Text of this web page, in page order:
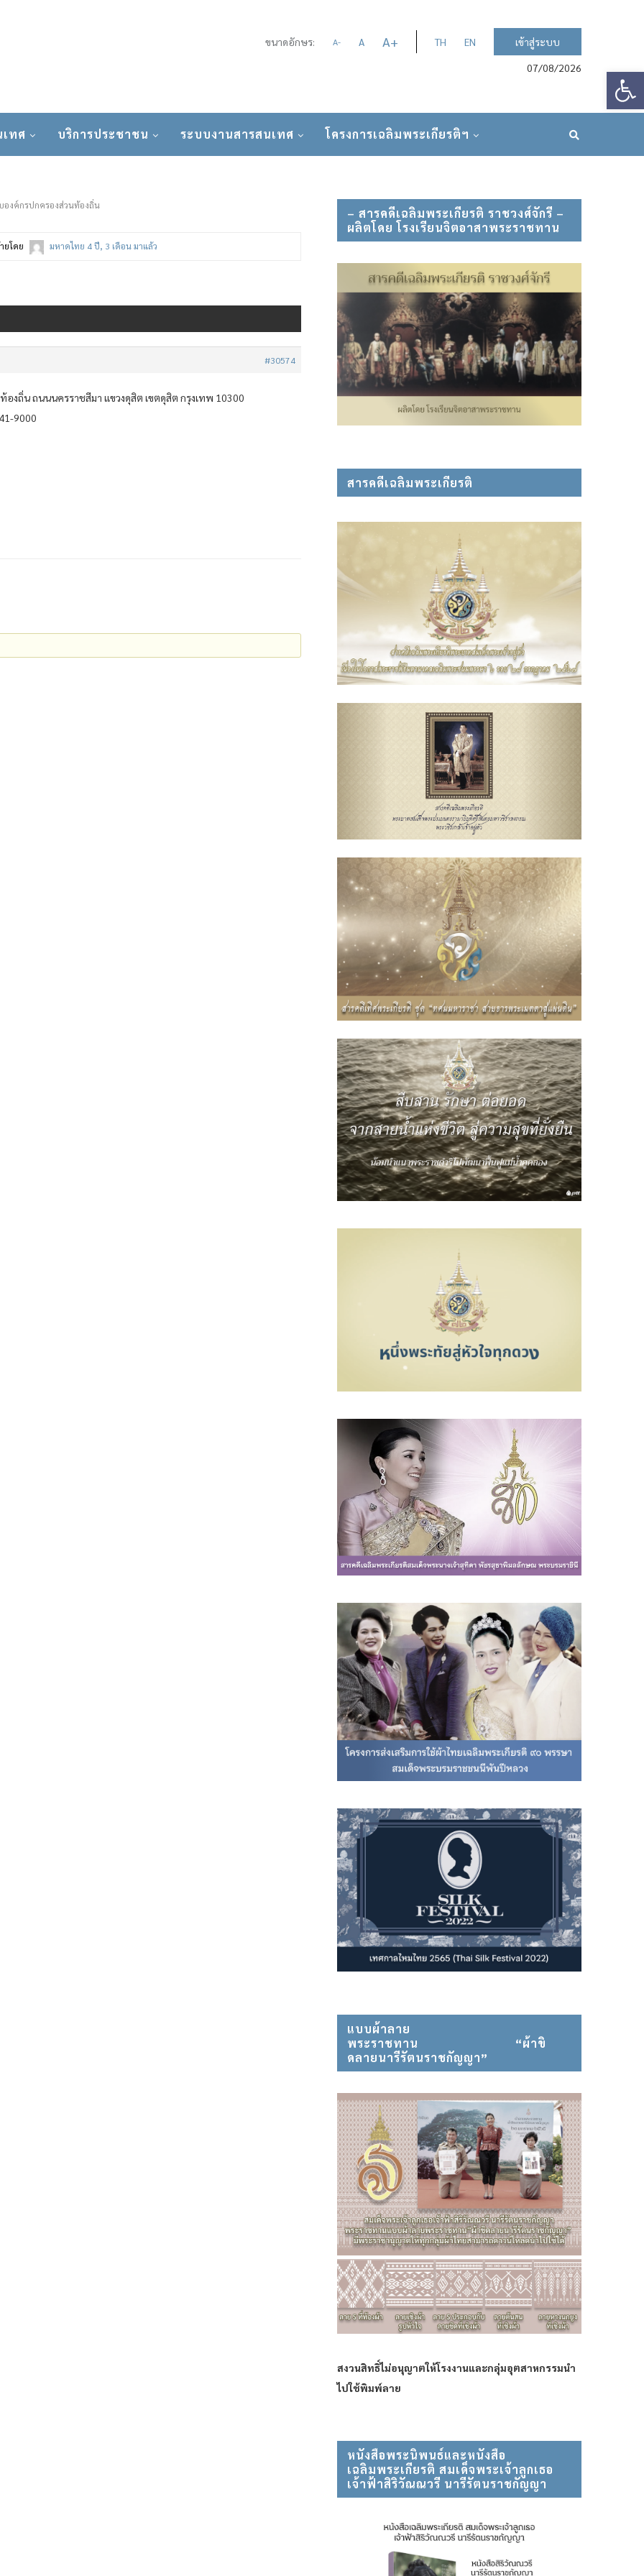
ขนาดอักษร: A- A A+ TH EN
เข้าสู่ระบบ
07/08/2026
ทศ บริการประชาชน ระบบงานสารสนเทศ โครงการเฉลิมพระเกียรติฯ
องค์กรปกครองส่วนท้องถิ่น
ยโดย มหาดไทย 4 ปี, 3 เดือน มาแล้ว
#30574
งถิ่น ถนนนครราชสีมา แขวงดุสิต เขตดุสิต กรุงเทพ 10300
9000
– สารคดีเฉลิมพระเกียรติ ราชวงศ์จักรี –
ผลิตโดย โรงเรียนจิตอาสาพระราชทาน
สารคดีเฉลิมพระเกียรติ
แบบผ้าลาย
พระราชทาน⠀⠀⠀⠀⠀⠀⠀⠀⠀⠀ “ผ้าขิ
ดลายนารีรัตนราชกัญญา”
สงวนสิทธิ์ไม่อนุญาตให้โรงงานและกลุ่มอุตสาหกรรมนำ
ไปใช้พิมพ์ลาย
หนังสือพระนิพนธ์และหนังสือ
เฉลิมพระเกียรติ สมเด็จพระเจ้าลูกเธอ⠀
เจ้าฟ้าสิริวัณณวรี นารีรัตนราชกัญญา